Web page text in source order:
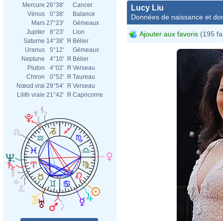
Mercure 26°38'
Cancer
Vénus
0°38'
Balance
Mars 27°23'
Gémeaux
Jupiter
8°23'
Lion
Saturne 14°38' Я Bélier
Uranus
5°12'
Gémeaux
Neptune
4°10' Я Bélier
Pluton
4°02' Я Verseau
Chiron
0°52' Я Taureau
Nœud vrai 29°54' Я Verseau
Lilith vraie 21°42' Я Capricorne
Lucy Liu
Données de naissance et
Ajouter aux favoris (195